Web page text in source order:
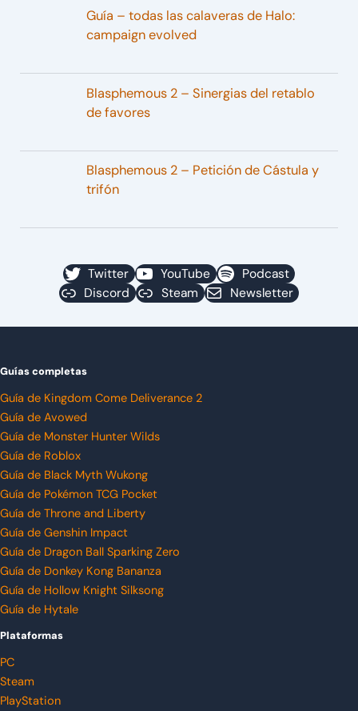
Guía – todas las calaveras de Halo:
campaign evolved
Blasphemous 2 – Sinergias del retablo
de favores
Blasphemous 2 – Petición de Cástula y
trifón
Twitter YouTube
Podcast
Discord
Steam Newsletter
Guías completas
Guía de Kingdom Come Deliverance 2
Guía de Avowed
Guía de Monster Hunter Wilds
Guía de Roblox
Guía de Black Myth Wukong
Guía de Pokémon TCG Pocket
Guía de Throne and Liberty
Guía de Genshin Impact
Guía de Dragon Ball Sparking Zero
Guía de Donkey Kong Bananza
Guía de Hollow Knight Silksong
Guía de Hytale
Plataformas
PC
Steam
PlayStation